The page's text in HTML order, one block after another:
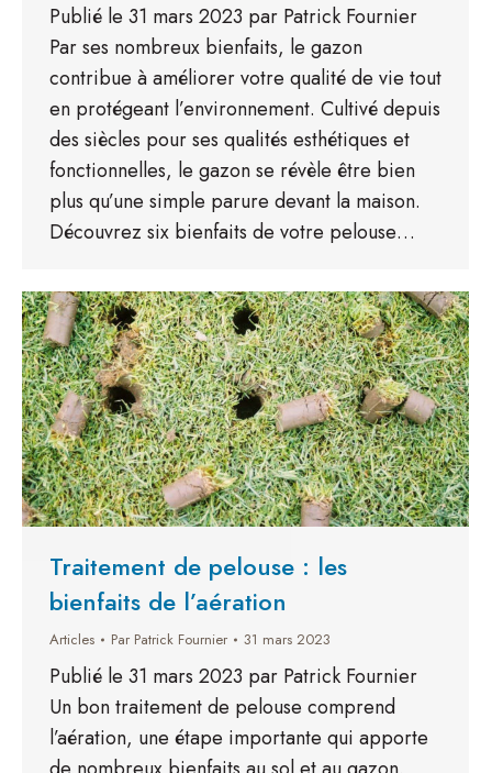
Publié le 31 mars 2023 par Patrick Fournier
Par ses nombreux bienfaits, le gazon
contribue à améliorer votre qualité de vie tout
en protégeant l’environnement. Cultivé depuis
des siècles pour ses qualités esthétiques et
fonctionnelles, le gazon se révèle être bien
plus qu’une simple parure devant la maison.
Découvrez six bienfaits de votre pelouse…
Traitement de pelouse : les
bienfaits de l’aération
Articles Par Patrick Fournier 31 mars 2023
Publié le 31 mars 2023 par Patrick Fournier
Un bon traitement de pelouse comprend
l’aération, une étape importante qui apporte